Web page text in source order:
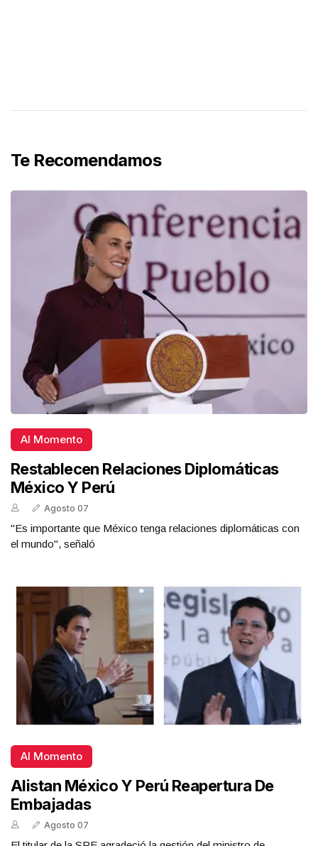
Te Recomendamos
Al Momento
Restablecen Relaciones Diplomáticas
México Y Perú
Agosto 07
"Es importante que México tenga relaciones diplomáticas con
el mundo", señaló
Al Momento
Alistan México Y Perú Reapertura De
Embajadas
Agosto 07